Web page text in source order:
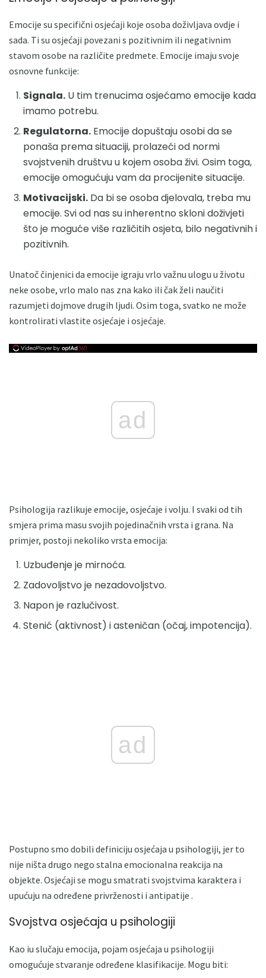
Emocije su specifični osjećaji koje osoba doživljava ovdje i
sada. Ti su osjećaji povezani s pozitivnim ili negativnim
stavom osobe na različite predmete. Emocije imaju svoje
osnovne funkcije:
Signala. U tim trenucima osjećamo emocije kada
imamo potrebu.
Regulatorna. Emocije dopuštaju osobi da se
ponaša prema situaciji, prolazeći od normi
svojstvenih društvu u kojem osoba živi. Osim toga,
emocije omogućuju vam da procijenite situacije.
Motivacijski. Da bi se osoba djelovala, treba mu
emocije. Svi od nas su inherentno skloni doživjeti
što je moguće više različitih osjeta, bilo negativnih i
pozitivnih.
Unatoč činjenici da emocije igraju vrlo važnu ulogu u životu
neke osobe, vrlo malo nas zna kako ili čak želi naučiti
razumjeti dojmove drugih ljudi. Osim toga, svatko ne može
kontrolirati vlastite osjećaje i osjećaje.
ad
Psihologija razlikuje emocije, osjećaje i volju. I svaki od tih
smjera prima masu svojih pojedinačnih vrsta i grana. Na
primjer, postoji nekoliko vrsta emocija:
Uzbuđenje je mirnoća.
Zadovoljstvo je nezadovoljstvo.
Napon je razlučivost.
Stenić (aktivnost) i asteničan (očaj, impotencija).
ad
Postupno smo dobili definiciju osjećaja u psihologiji, jer to
nije ništa drugo nego stalna emocionalna reakcija na
objekte. Osjećaji se mogu smatrati svojstvima karaktera i
upućuju na određene privrženosti i antipatije .
Svojstva osjećaja u psihologiji
Kao iu slučaju emocija, pojam osjećaja u psihologiji
omogućuje stvaranje određene klasifikacije. Mogu biti: